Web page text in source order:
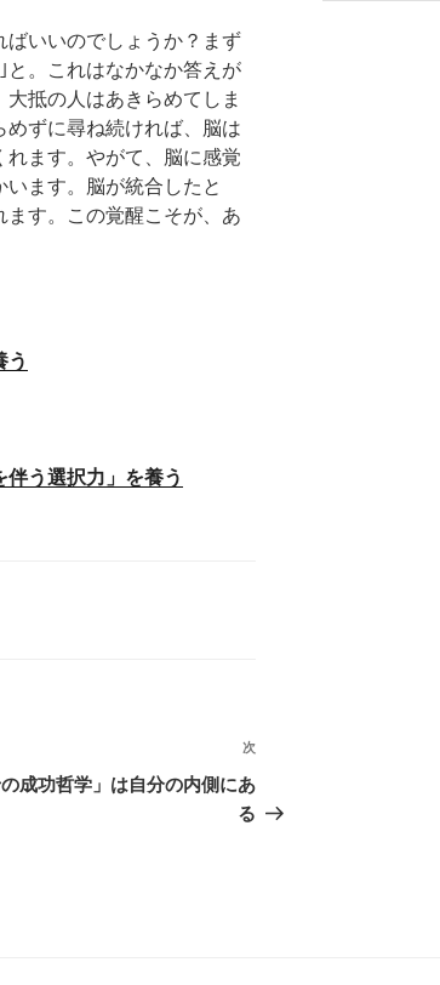
ばいいのでしょうか？まず
と。これはなかなか答えが
抵の人はあきらめてしま
ずに尋ね続ければ、脳は
ます。やがて、脳に感覚
ます。脳が統合したと
す。この覚醒こそが、あ
う
う選択力」を養う
次
投
次
の成功哲学」は自分の内側にあ
る